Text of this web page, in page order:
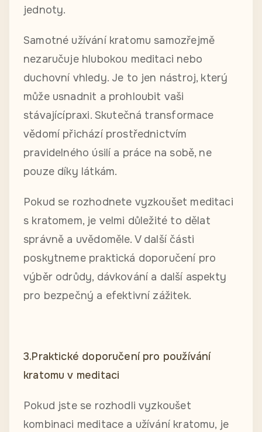
jednoty.
Samotné užívání kratomu samozřejmě
nezaručuje hlubokou meditaci nebo
duchovní vhledy. Je to jen nástroj, který
může usnadnit a prohloubit vaši
stávajícípraxi. Skutečná transformace
vědomí přichází prostřednictvím
pravidelného úsilí a práce na sobě, ne
pouze díky látkám.
Pokud se rozhodnete vyzkoušet meditaci
s kratomem, je velmi důležité to dělat
správně a uvědoměle. V další části
poskytneme praktická doporučení pro
výběr odrůdy, dávkování a další aspekty
pro bezpečný a efektivní zážitek.
3.Praktické doporučení pro používání
kratomu v meditaci
Pokud jste se rozhodli vyzkoušet
kombinaci meditace a užívání kratomu, je